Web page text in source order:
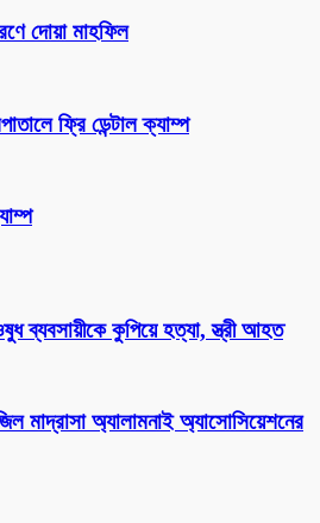
দোয়া মাহফিল
ফ্রি ডেন্টাল ক্যাম্প
ব্যবসায়ীকে কুপিয়ে হত্যা, স্ত্রী আহত
মাদ্রাসা অ্যালামনাই অ্যাসোসিয়েশনের